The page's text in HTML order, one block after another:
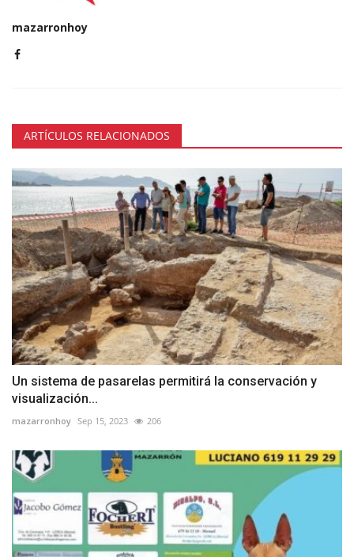
mazarronhoy
ARTÍCULOS RELACIONADOS
Un sistema de pasarelas permitirá la conservación y
visualización...
mazarronhoy Sep 15, 2023 206